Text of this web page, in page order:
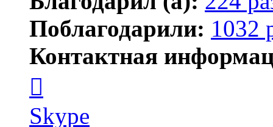
Поблагодарили: 1032
Контактная
пользователя
Kirilliq
Skype